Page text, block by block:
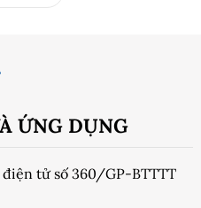
ỨNG DỤNG
tử số 360/GP-BTTTT